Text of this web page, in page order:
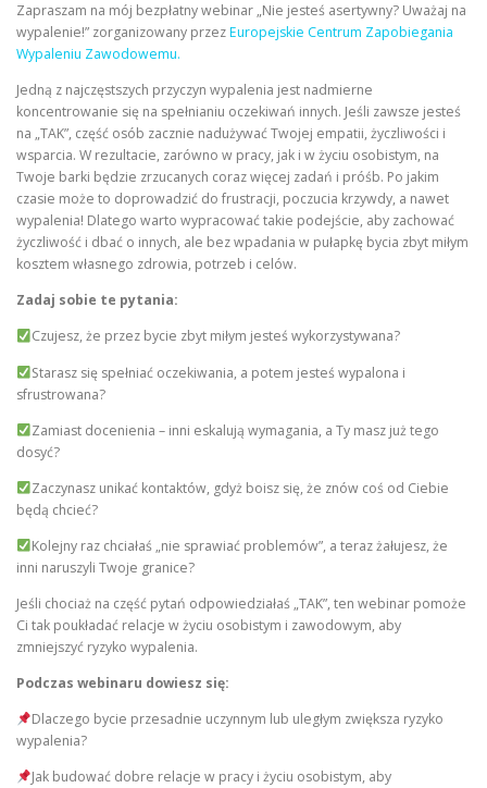
Zapraszam na mój bezpłatny webinar „Nie jesteś asertywny? Uważaj na
wypalenie!” zorganizowany przezEuropejskie Centrum Zapobiegania
Wypaleniu Zawodowemu.
Jedną z najczęstszych przyczyn wypalenia jest nadmierne
koncentrowanie się na spełnianiu oczekiwań innych. Jeśli zawsze jesteś
na „TAK”, część osób zacznie nadużywać Twojej empatii, życzliwości i
wsparcia. W rezultacie, zarówno w pracy, jak i w życiu osobistym, na
Twoje barki będzie zrzucanych coraz więcej zadań i próśb. Po jakim
czasie może to doprowadzić do frustracji, poczucia krzywdy, a nawet
wypalenia! Dlatego warto wypracować takie podejście, aby zachować
życzliwość i dbać o innych, ale bez wpadania w pułapkę bycia zbyt miłym
kosztem własnego zdrowia, potrzeb i celów.
Zadaj sobie te pytania:
Czujesz, że przez bycie zbyt miłym jesteś wykorzystywana?
Starasz się spełniać oczekiwania, a potem jesteś wypalona i
sfrustrowana?
Zamiast docenienia – inni eskalują wymagania, a Ty masz już tego
dosyć?
Zaczynasz unikać kontaktów, gdyż boisz się, że znów coś od Ciebie
będą chcieć?
Kolejny raz chciałaś „nie sprawiać problemów”, a teraz żałujesz, że
inni naruszyli Twoje granice?
Jeśli chociaż na część pytań odpowiedziałaś „TAK”, ten webinar pomoże
Ci tak poukładać relacje w życiu osobistym i zawodowym, aby
zmniejszyć ryzyko wypalenia.
Podczas webinaru dowiesz się:
Dlaczego bycie przesadnie uczynnym lub uległym zwiększa ryzyko
wypalenia?
Jak budować dobre relacje w pracy i życiu osobistym, aby